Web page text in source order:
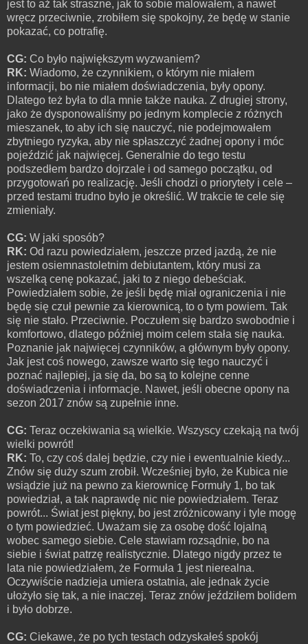
jest to aż tak straszne, jak to sobie malowałem, a nawet
wręcz przeciwnie, zrobiłem się spokojny, że będę w stanie
pokazać, co potrafię.
CG: Co było największym wyzwaniem?
RK: Wiadomo, że czynnikiem, o którym nie miałem
informacji, bo nie miałem doświadczenia, były opony.
Dlatego też była to dla mnie także nauka. Z drugiej strony,
jako że dysponowaliśmy po jednym komplecie z różnych
mieszanek, to aby ich się nauczyć, nie podejmowałem
zbytniego ryzyka, aby nie spłaszczyć żadnej opony i móc
pojeździć jak najwięcej. Generalnie do tego testu
podszedłem bardzo dojrzale i od samego początku, od
przygotowań po realizację. Jeśli chodzi o priorytety i cele –
przed testami trudno było je określić. W trakcie te cele się
zmieniały.
CG: W jaki sposób?
RK: Od razu powiedziałem, jeszcze przed jazdą, że nie
jestem osiemnastoletnim debiutantem, który musi za
wszelką cenę pokazać, jaki to z niego debeściak.
Powiedziałem sobie, że jeśli będę miał ograniczenia i nie
będę się czuł pewnie za kierownicą, to o tym powiem. Tak
się nie stało. Przeciwnie. Poczułem się bardzo swobodnie i
komfortowo, dlatego później moim celem stała się nauka.
Poznanie jak najwięcej czynników, a głównym były opony.
Jak jest coś nowego, zawsze warto się tego nauczyć i
poznać najlepiej, ja się da, bo są to kolejne cenne
doświadczenia i informacje. Nawet, jeśli obecne opony na
sezon 2017 znów są zupełnie inne.
CG: Teraz oczekiwania są wielkie. Wszyscy czekają na twój
wielki powrót!
RK: To, czy coś dalej będzie, czy nie i ewentualnie kiedy...
Znów się duży szum zrobił. Wcześniej było, że Kubica nie
wsiądzie już na pewno za kierownicę Formuły 1, bo tak
powiedział, a tak naprawdę nic nie powiedziałem. Teraz
powrót... Świat jest piękny, bo jest zróżnicowany i tyle mogę
o tym powiedzieć. Uważam się za osobę dość lojalną
wobec samego siebie. Cele stawiam rozsądnie, bo na
siebie i świat patrzę realistycznie. Dlatego nigdy przez te
lata nie powiedziałem, że Formuła 1 jest nierealna.
Oczywiście nadzieja umiera ostatnia, ale jednak życie
ułożyło się tak, a nie inaczej. Teraz znów jeździłem bolidem
i było dobrze.
CG: Ciekawe, że po tych testach odzyskałeś spokój